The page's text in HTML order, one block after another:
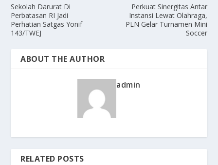
Sekolah Darurat Di
Perbatasan RI Jadi
Perhatian Satgas Yonif
143/TWEJ
Perkuat Sinergitas Antar
Instansi Lewat Olahraga,
PLN Gelar Turnamen Mini
Soccer
ABOUT THE AUTHOR
admin
RELATED POSTS